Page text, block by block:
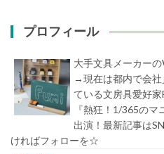
プロフィール
大手文具メーカー
→現在は都内で会社
ている文房具愛好
『熱狂！1/365の
出演！最新記事は
ければフォローを☆